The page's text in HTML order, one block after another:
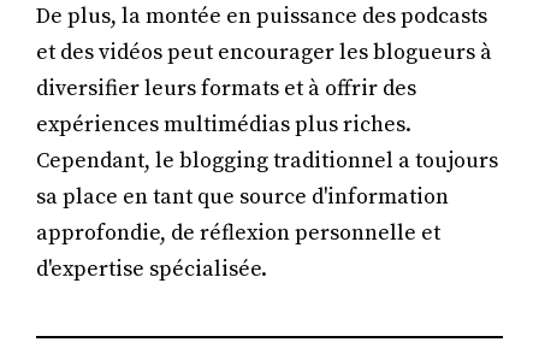
De plus, la montée en puissance des podcasts
et des vidéos peut encourager les blogueurs à
diversifier leurs formats et à offrir des
expériences multimédias plus riches.
Cependant, le blogging traditionnel a toujours
sa place en tant que source d'information
approfondie, de réflexion personnelle et
d'expertise spécialisée.